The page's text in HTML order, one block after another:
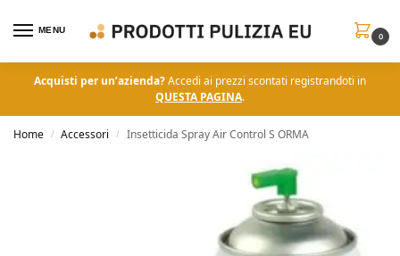
MENU
0
Acquisti per un’azienda?Accedi ai prezzi scontati registrandoti in
QUESTA PAGINA.
Home / Accessori / Insetticida Spray Air Control S ORMA